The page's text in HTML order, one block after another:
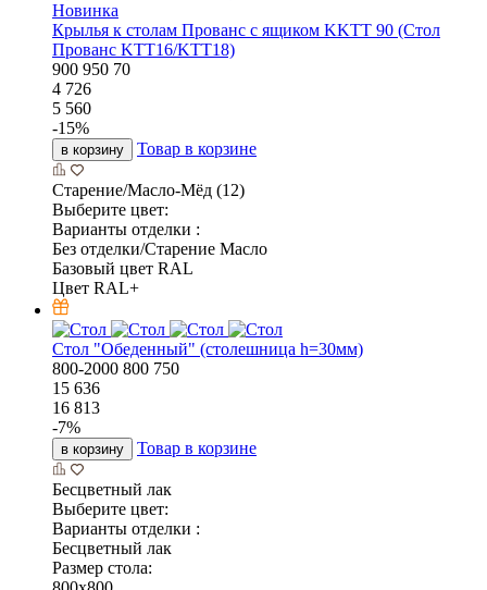
Новинка
Крылья к столам Прованс с ящиком KKTT 90 (Стол
Прованс KTT16/KTT18)
900 950 70
4 726
5 560
-15%
в корзину Товар в корзине
Старение/Масло-Мёд (12)
Выберите цвет:
Варианты отделки :
Без отделки/Старение Масло
Базовый цвет RAL
Цвет RAL+
Стол "Обеденный" (столешница h=30мм)
800-2000 800 750
15 636
16 813
-7%
в корзину Товар в корзине
Бесцветный лак
Выберите цвет:
Варианты отделки :
Бесцветный лак
Размер стола: